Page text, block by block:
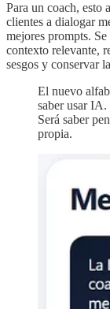
Para un coach, esto
clientes a dialogar
mejores prompts.
contexto relevante,
sesgos y conservar
El nuevo
saber usar IA.
Será saber
propia.